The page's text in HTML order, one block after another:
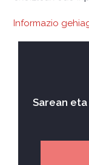
Informazio
Sarean